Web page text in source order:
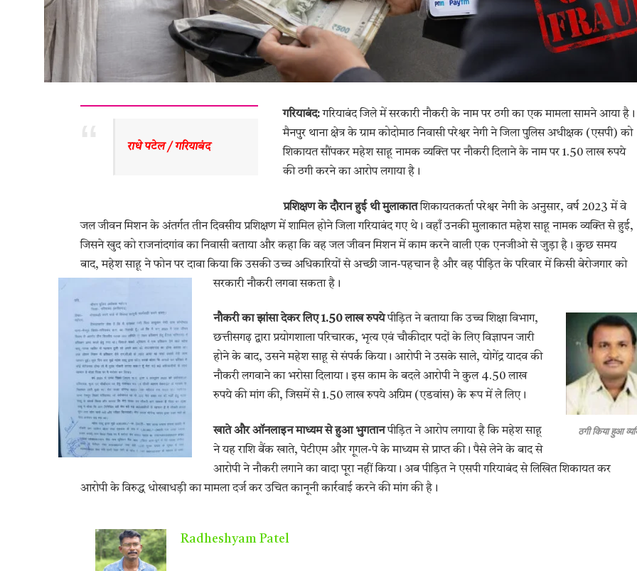
राधे पटेल / गरियाबंद
गरियाबंद:गरियाबंद जिले में सरकारी नौकरी के नाम पर ठगी का एक मामला सामने आया है।
मैनपुर थाना क्षेत्र के ग्राम कोदोमाठ निवासी परेश्वर नेगी ने जिला पुलिस अधीक्षक (एसपी) को
शिकायत सौंपकर महेश साहू नामक व्यक्ति पर नौकरी दिलाने के नाम पर 1.50 लाख रुपये
की ठगी करने का आरोप लगाया है।
प्रशिक्षण के दौरान हुई थी मुलाकातशिकायतकर्ता परेश्वर नेगी के अनुसार, वर्ष 2023 में वे
जल जीवन मिशन के अंतर्गत तीन दिवसीय प्रशिक्षण में शामिल होने जिला गरियाबंद गए थे। वहाँ उनकी मुलाकात महेश साहू नामक व्यक्ति से हुई,
जिसने खुद को राजनांदगांव का निवासी बताया और कहा कि वह जल जीवन मिशन में काम करने वाली एक एनजीओ से जुड़ा है। कुछ समय
बाद, महेश साहू ने फोन पर दावा किया कि उसकी उच्च अधिकारियों से अच्छी जान-पहचान है और वह पीड़ित के परिवार में किसी बेरोजगार को
सरकारी नौकरी लगवा सकता है।
ठगी किया हुआ
नौकरी का झांसा देकर लिए 1.50 लाख रुपयेपीड़ित ने बताया कि उच्च शिक्षा विभाग,
छत्तीसगढ़ द्वारा प्रयोगशाला परिचारक, भृत्य एवं चौकीदार पदों के लिए विज्ञापन जारी
होने के बाद, उसने महेश साहू से संपर्क किया। आरोपी ने उसके साले, योगेंद्र यादव की
नौकरी लगवाने का भरोसा दिलाया। इस काम के बदले आरोपी ने कुल 4.50 लाख
रुपये की मांग की, जिसमें से 1.50 लाख रुपये अग्रिम (एडवांस) के रूप में ले लिए।
खाते और ऑनलाइन माध्यम से हुआ भुगतानपीड़ित ने आरोप लगाया है कि महेश साहू
ने यह राशि बैंक खाते, पेटीएम और गूगल-पे के माध्यम से प्राप्त की। पैसे लेने के बाद से
आरोपी ने नौकरी लगाने का वादा पूरा नहीं किया। अब पीड़ित ने एसपी गरियाबंद से लिखित शिकायत कर
आरोपी के विरुद्ध धोखाधड़ी का मामला दर्ज कर उचित कानूनी कार्रवाई करने की मांग की है।
Radheshyam Patel